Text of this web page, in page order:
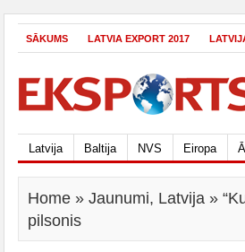
SĀKUMS LATVIA EXPORT 2017
Latvija Baltija NVS Eiropa
Home » Jaunumi, Latvija »
pilsonis